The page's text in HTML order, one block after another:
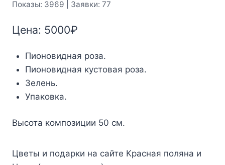
Показы: 3969 | Заявки: 77
Цена: 5000₽
Пионовидная роза.
Пионовидная кустовая роза.
Зелень.
Упаковка.
Высота композиции 50 см.
Цветы и подарки на сайте Красная поляна и